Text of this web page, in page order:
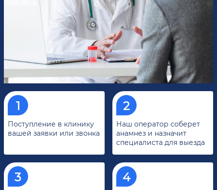
Поступление в клинику
вашей заявки или звонка
Наш оператор соберет
анамнез и назначит
специалиста для выезда